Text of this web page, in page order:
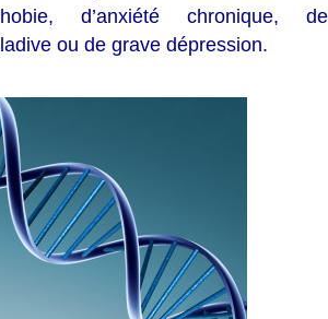
d’anxiété chronique, de
ou de grave dépression.